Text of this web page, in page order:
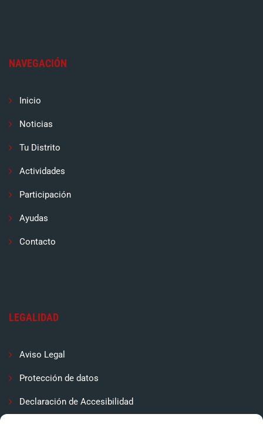
NAVEGACIÓN
Inicio
Noticias
Tu Distrito
Actividades
Participación
Ayudas
Contacto
LEGALIDAD
Aviso Legal
Protección de datos
Declaración de Accesibilidad